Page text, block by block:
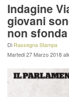
Indagine
giovani
non sfonda
Di Rassegna Stampa
Martedi 27 Marzo 2018